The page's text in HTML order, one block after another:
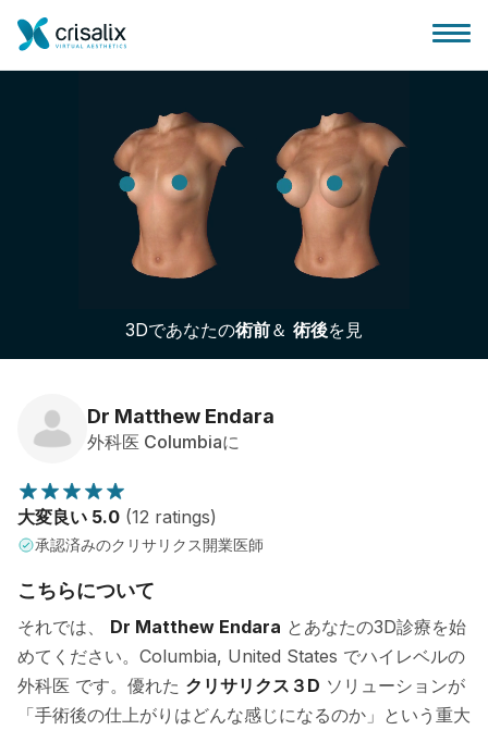
外科医ホーム
3Dビジネスプラットフォーム
サブスクリプションプラン
患者様のレビュー
3Dであなたの術前＆ 術後を見
Dr Matthew Endara
外科医 Columbiaに
大変良い 5.0 (12 ratings)
承認済みのクリサリクス開業医師
こちらについて
それでは、 Dr Matthew Endara とあなたの3D診療を始
めてください。Columbia, United States でハイレベルの
外科医 です。優れた クリサリクス３D ソリューションが
「手術後の仕上がりはどんな感じになるのか」という重大